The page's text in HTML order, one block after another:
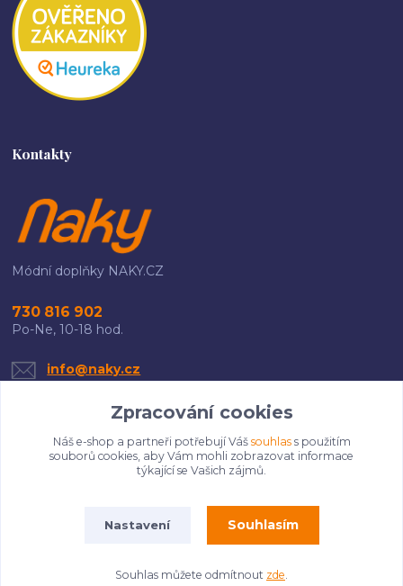
Kontakty
Módní doplňky NAKY.CZ
730 816 902
Po-Ne, 10-18 hod.
info@naky.cz
Upravit sběr cookies.
Vytvořeno na
Eshop-rychle.cz
Zpracování cookies
Náš e-shop a partneři potřebují Váš souhlass použitím
souborů cookies, aby Vám mohli zobrazovat informace
týkající se Vašich zájmů.
Nastavení Souhlasím
Souhlas můžete odmítnout zde